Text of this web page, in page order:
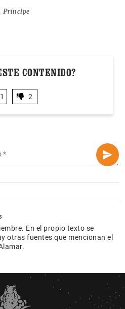
Príncipe
CONTENIDO?
2
En el propio texto se
otras fuentes que mencionan el